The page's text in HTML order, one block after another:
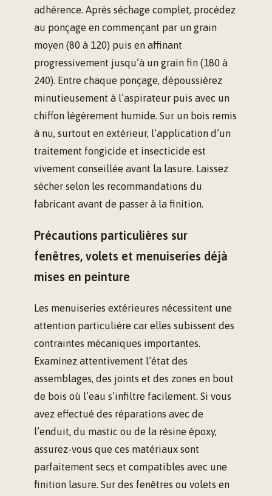
adhérence. Après séchage complet, procédez
au ponçage en commençant par un grain
moyen (80 à 120) puis en affinant
progressivement jusqu’à un grain fin (180 à
240). Entre chaque ponçage, dépoussiérez
minutieusement à l’aspirateur puis avec un
chiffon légèrement humide. Sur un bois remis
à nu, surtout en extérieur, l’application d’un
traitement fongicide et insecticide est
vivement conseillée avant la lasure. Laissez
sécher selon les recommandations du
fabricant avant de passer à la finition.
Précautions particulières sur
fenêtres, volets et menuiseries déjà
mises en peinture
Les menuiseries extérieures nécessitent une
attention particulière car elles subissent des
contraintes mécaniques importantes.
Examinez attentivement l’état des
assemblages, des joints et des zones en bout
de bois où l’eau s’infiltre facilement. Si vous
avez effectué des réparations avec de
l’enduit, du mastic ou de la résine époxy,
assurez-vous que ces matériaux sont
parfaitement secs et compatibles avec une
finition lasure. Sur des fenêtres ou volets en